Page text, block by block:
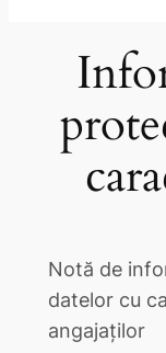
Notă de
datelor cu
angajaților